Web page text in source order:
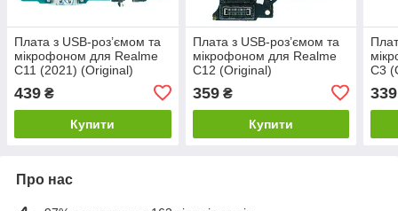
Плата з USB-роз’ємом та
мікрофоном для Realme
C11 (2021) (Original)
439 ₴
Купити
Плата з USB-роз’ємом та
мікрофоном для Realme
C12 (Original)
359₴
Купити
C3
339
Про нас